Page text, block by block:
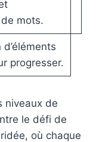
mots.
progresser.
niveaux de
le défi de
où chaque